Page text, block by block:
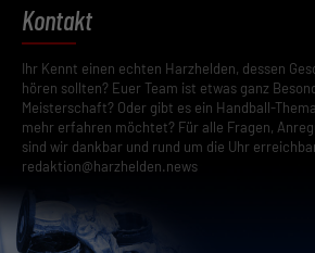
Kontakt
Ihr Kennt einen echten Harzhelden, dessen
hören sollten? Euer Team ist etwas ganz
Meisterschaft? Oder gibt es ein Handball-
mehr erfahren möchtet? Für alle Fragen,
sind wir dankbar und rund um die Uhr
redaktion@harzhelden.news
Cookie-Informationen